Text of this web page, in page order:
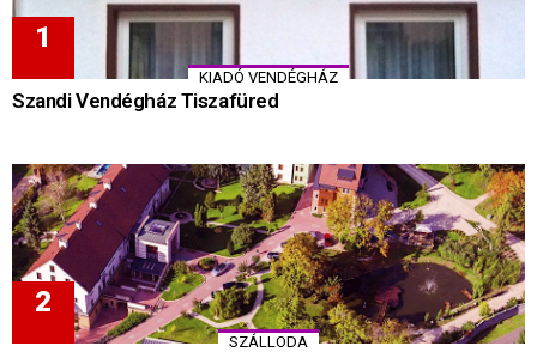
KIADÓ VENDÉGHÁZ
Szandi Vendégház Tiszafüred
SZÁLLODA